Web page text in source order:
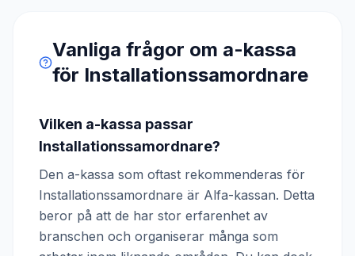
Vanliga frågor om a-kassa
för Installationssamordnare
Vilken a-kassa passar
Installationssamordnare?
Den a-kassa som oftast rekommenderas för
Installationssamordnare är Alfa-kassan. Detta
beror på att de har stor erfarenhet av
branschen och organiserar många som